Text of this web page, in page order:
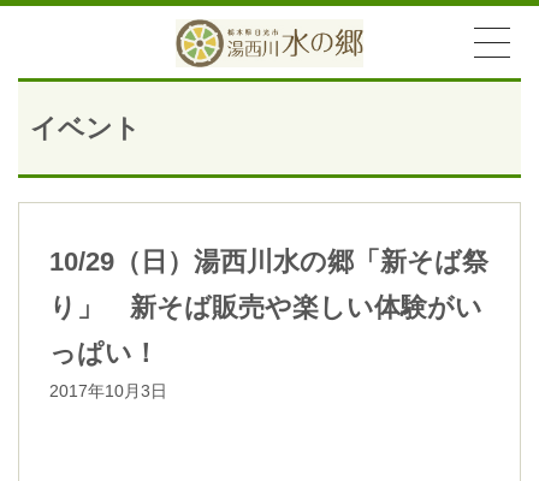
イベント
10/29（日）湯西川水の郷「新そば祭
り」 新そば販売や楽しい体験がい
っぱい！
2017年10月3日